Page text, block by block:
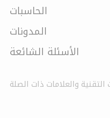
الحاسبات
المدونات
الأسئلة الشائعة
والعلامات ذات الصلة